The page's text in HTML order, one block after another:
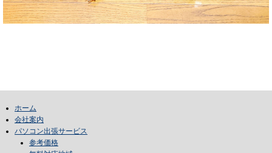
ホーム
会社案内
パソコン出張サービス
参考価格